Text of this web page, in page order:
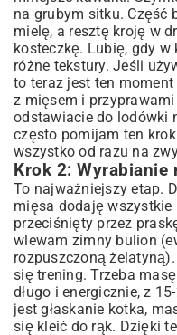
na grubym sitku. Część
mielę, a resztę kroję w
kosteczkę. Lubię, gdy w
różne tekstury. Jeśli
to teraz jest ten
z mięsem i
odstawiacie do lodówki
często pomijam ten
wszystko od razu na
Krok 2: Wyrabianie
To najważniejszy etap.
mięsa dodaję wszystkie
przeciśnięty przez
wlewam zimny bulion
rozpuszczoną
się trening. Trzeba
długo i energicznie, z
jest głaskanie kotka,
się kleić do rąk. Dzięki